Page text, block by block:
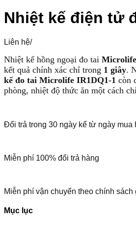
Nhiệt kế điện tử
Liên hệ/
Nhiệt kế hồng ngoại đo tai
kết quả chính xác chỉ trong 1 giây.
kế đo tai Microlife IR1DQ1-1 còn
phòng, nhiệt độ thức ăn một cách
Đổi trả trong 30 ngày kể từ ngày mua
Miễn phí 100% đổi trả hàng
Miễn phí vận chuyển theo chính sách
Mục lục